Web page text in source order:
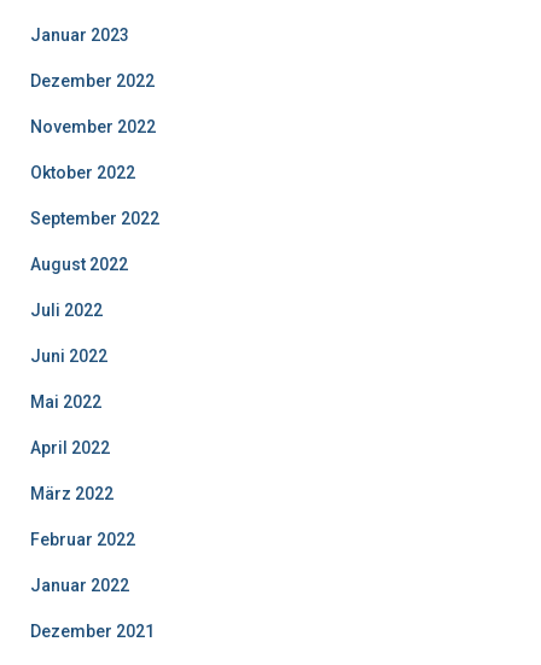
Januar 2023
Dezember 2022
November 2022
Oktober 2022
September 2022
August 2022
Juli 2022
Juni 2022
Mai 2022
April 2022
März 2022
Februar 2022
Januar 2022
Dezember 2021